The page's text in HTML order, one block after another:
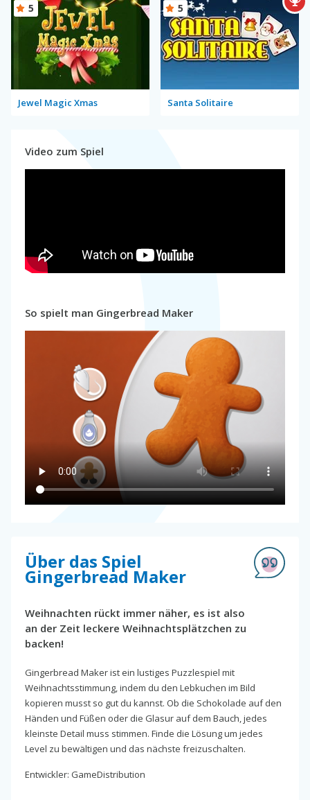
Jewel Magic Xmas
5
Santa Solitaire
5
Video zum Spiel
So spielt man Gingerbread Maker
Über das Spiel
Gingerbread Maker
Weihnachten rückt immer näher, es ist also
an der Zeit leckere Weihnachtsplätzchen zu
backen!
Gingerbread Maker ist ein lustiges Puzzlespiel mit
Weihnachtsstimmung, indem du den Lebkuchen im Bild
kopieren musst so gut du kannst. Ob die Schokolade auf den
Händen und Füßen oder die Glasur auf dem Bauch, jedes
kleinste Detail muss stimmen. Finde die Lösung um jedes
Level zu bewältigen und das nächste freizuschalten.
Entwickler: GameDistribution